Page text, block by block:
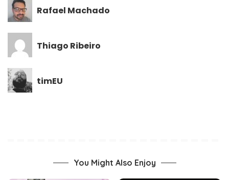
Rafael Machado
Thiago Ribeiro
timEU
You Might Also Enjoy